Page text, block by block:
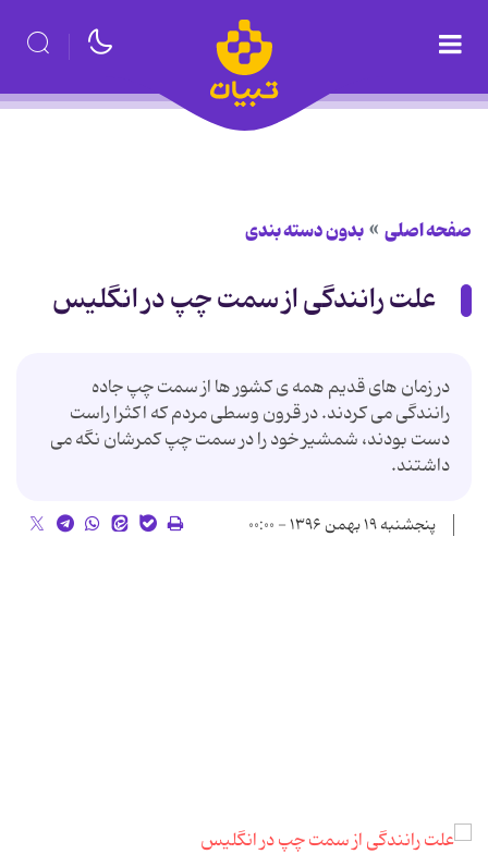
صفحه اصلی بدون دسته بندی
علت رانندگی از سمت چپ در انگلیس
در زمان های قدیم همه ی کشور ها از سمت چپ جاده
رانندگی می کردند. در قرون وسطی مردم که اکثرا راست
دست بودند، شمشیر خود را در سمت چپ کمرشان نگه می
داشتند.
پنجشنبه ۱۹ بهمن ۱۳۹۶ - ۰۰:۰۰